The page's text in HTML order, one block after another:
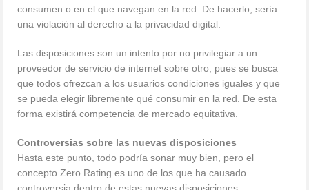
consumen o en el que navegan en la red. De hacerlo, sería
una violación al derecho a la privacidad digital.
Las disposiciones son un intento por no privilegiar a un
proveedor de servicio de internet sobre otro, pues se busca
que todos ofrezcan a los usuarios condiciones iguales y que
se pueda elegir libremente qué consumir en la red. De esta
forma existirá competencia de mercado equitativa.
Controversias sobre las nuevas disposiciones
Hasta este punto, todo podría sonar muy bien, pero el
concepto Zero Rating es uno de los que ha causado